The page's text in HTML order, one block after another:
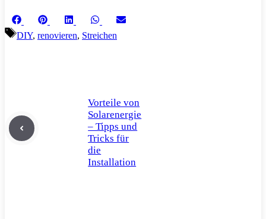
Share
on
FacebookShare
Pinterest Share
on
LinkedInShare
on
WhatsApp
Share
Schlagwörter
DIY, renovieren, Streichen
Vorteile von
Solarenergie
– Tipps und
Tricks für
die
Installation